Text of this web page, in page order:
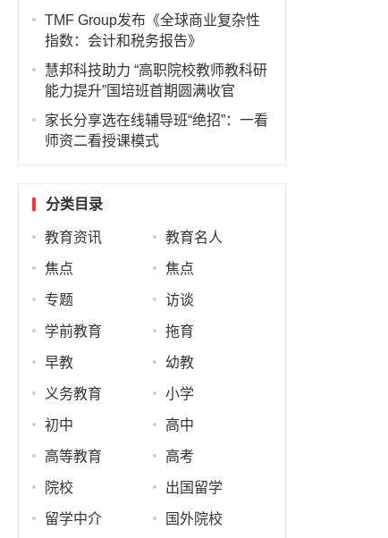
TMF Group发布《全球商业复杂性
指数：会计和税务报告》
慧邦科技助力 “高职院校教师教科研
能力提升”国培班首期圆满收官
家长分享选在线辅导班“绝招”：一看
师资二看授课模式
分类目录
教育资讯 教育名人
焦点 焦点
专题 访谈
学前教育 拖育
早教 幼教
义务教育 小学
初中 高中
高等教育 高考
院校 出国留学
留学中介 国外院校